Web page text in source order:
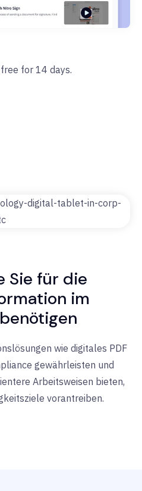
for 14 days.
Sie für die
im
wie digitales PDF
gewährleisten und
Arbeitsweisen bieten,
vorantreiben.